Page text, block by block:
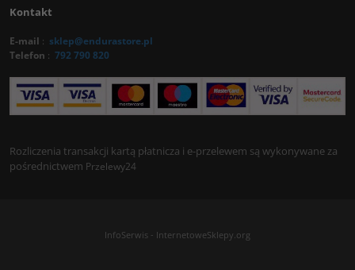
Kontakt
E-mail : sklep@endurastore.pl
Telefon : 792 790 820
Rozliczenia transakcji kartą płatnicza i e-przelewem są wykonywane za
pośrednictwem Przelewy24
InfoSerwis - InternetoweSklepy.org